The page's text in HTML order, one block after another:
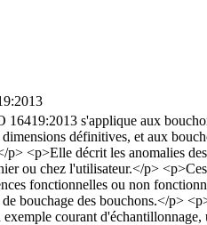
16419:2013 s'applique aux
dimensions définitives, et aux
p> <p>Elle décrit les anomalies
ou chez l'utilisateur.</p>
fonctionnelles ou non
de bouchage des bouchons.</p>
exemple courant